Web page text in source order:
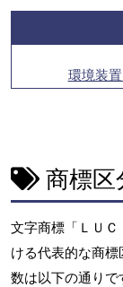
環境装
商標区
文字商標「ＬＵ
ける代表的な商
数は以下の通りで